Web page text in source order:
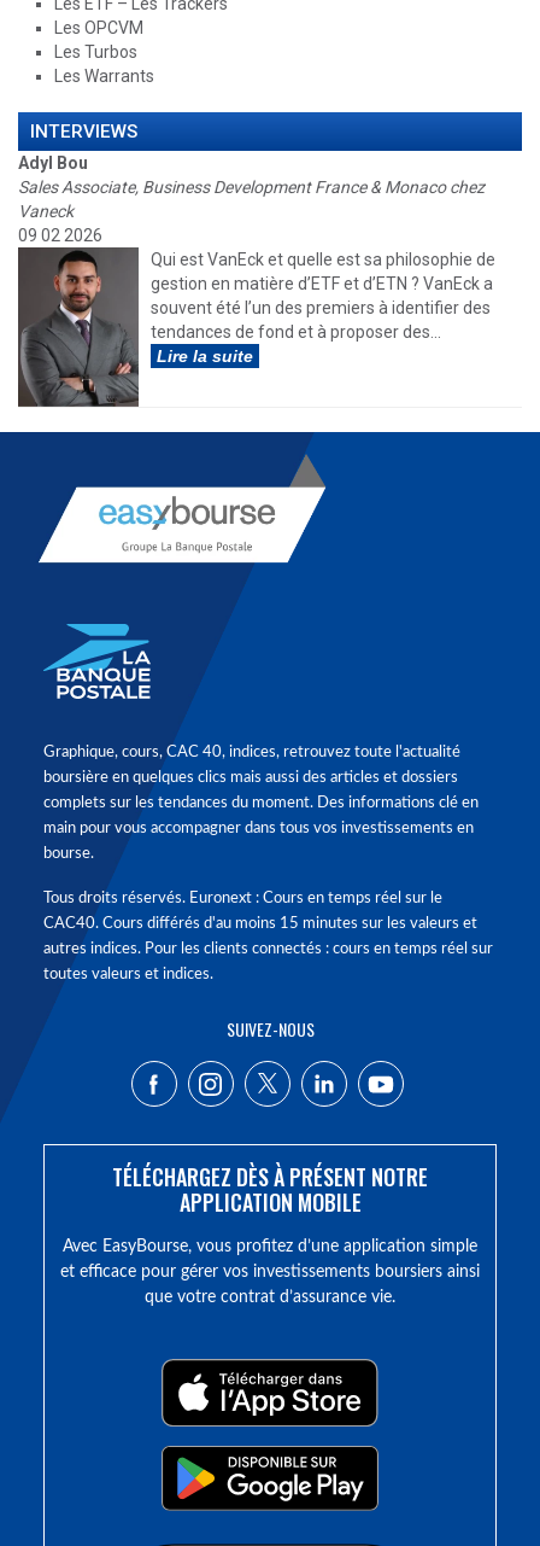
Les OPCVM
Les Turbos
Les Warrants
INTERVIEWS
Adyl Bou
Sales Associate, Business Development France & Monaco chez
Vaneck
09 02 2026
Qui est VanEck et quelle est sa philosophie de
gestion en matière d’ETF et d’ETN ? VanEck a
souvent été l’un des premiers à identifier des
tendances de fond et à proposer des...
Lire la suite
Graphique, cours, CAC 40, indices, retrouvez toute l'actualité
boursière en quelques clics mais aussi des articles et dossiers
complets sur les tendances du moment. Des informations clé en
main pour vous accompagner dans tous vos investissements en
bourse.
Tous droits réservés. Euronext : Cours en temps réel sur le
CAC40. Cours différés d'au moins 15 minutes sur les valeurs et
autres indices. Pour les clients connectés : cours en temps réel sur
toutes valeurs et indices.
SUIVEZ-NOUS
TÉLÉCHARGEZ DÈS À PRÉSENT NOTRE
APPLICATION MOBILE
Avec EasyBourse, vous profitez d’une application simple
et efficace pour gérer vos investissements boursiers ainsi
que votre contrat d’assurance vie.